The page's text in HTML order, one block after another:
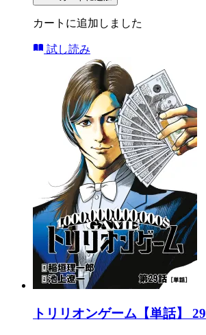
カートに追加しました
試し読み
トリリオンゲーム【単話】 29